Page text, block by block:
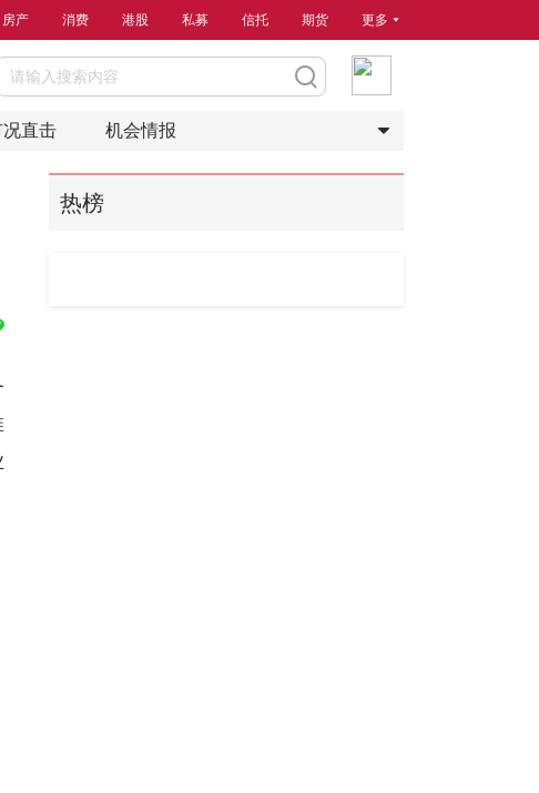
房产 消费 港股 私募 信托 期货 更多
况直击 机会情报
热榜